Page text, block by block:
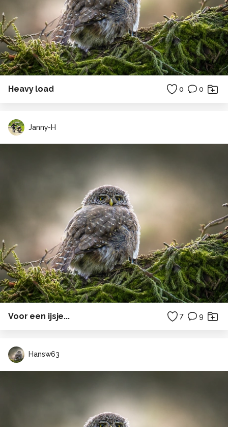
Heavy load 0 0
Janny-H
Voor een ijsje... 7 9
Hansw63